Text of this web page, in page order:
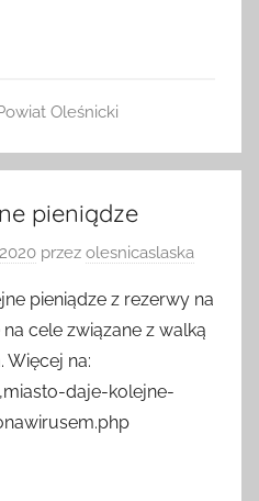
Oleśnicki
pieniądze
przez olesnicaslaska
pieniądze z rezerwy na
cele związane z walką
Więcej na:
daje-kolejne-